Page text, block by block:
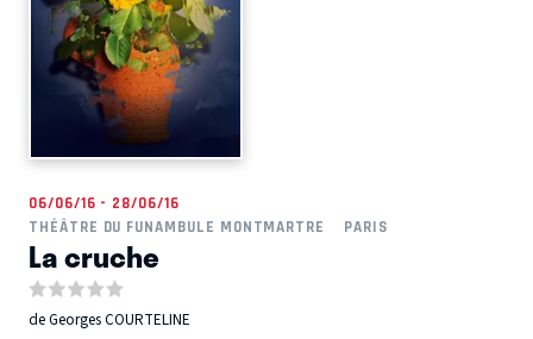
06/06/16 - 28/06/16
THÉÂTRE DU FUNAMBULE MONTMARTRE
PARIS
La cruche
de Georges COURTELINE